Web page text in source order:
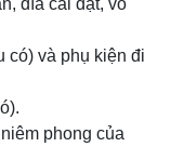
đĩa cài đặt, vỏ
có) và phụ kiện đi
phong của